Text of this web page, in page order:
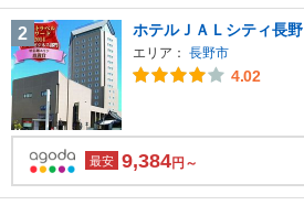
2 ホテルＪＡＬシティ長野
エリア： 長野市
4.02
最安 9,384円～